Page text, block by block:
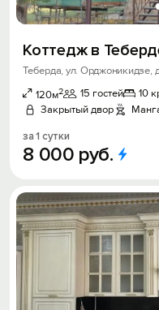
Коттедж в
Теберда, ул. Орджоникидзе,
120м2 15 гостей 10
Закрытый двор
за 1 сутки
8 000 руб.